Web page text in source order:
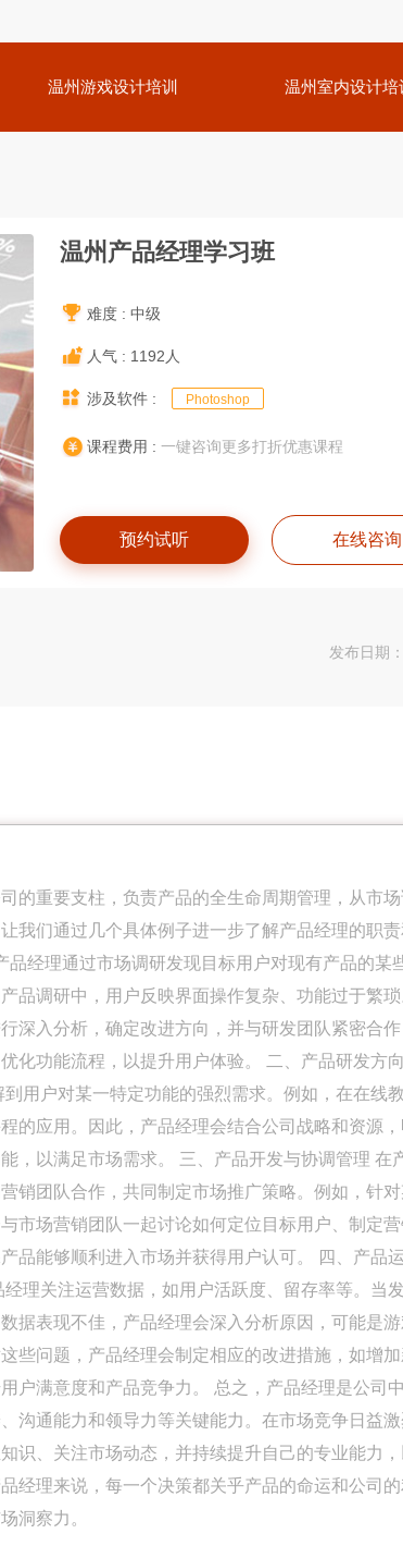
温州游戏设计培训 温州室内设计培
温州产品经理学习班
难度 : 中级
人气 : 1192人
涉及软件 : Photoshop
课程费用 : 一键咨询更多打折优惠课程
预约试听 在线咨询
发布日期
的重要支柱，负责产品的全生命周期管理，从市
我们通过几个具体例子进一步了解产品经理的职
品经理通过市场调研发现目标用户对现有产品的某
品调研中，用户反映界面操作复杂、功能过于繁
深入分析，确定改进方向，并与研发团队紧密合
化功能流程，以提升用户体验。 二、产品研发方
用户对某一特定功能的强烈需求。例如，在在线
的应用。因此，产品经理会结合公司战略和资源
，以满足市场需求。 三、产品开发与协调管理 在
销团队合作，共同制定市场推广策略。例如，针
市场营销团队一起讨论如何定位目标用户、制定
品能够顺利进入市场并获得用户认可。 四、产品
理关注运营数据，如用户活跃度、留存率等。当
据表现不佳，产品经理会深入分析原因，可能是
些问题，产品经理会制定相应的改进措施，如增
户满意度和产品竞争力。 总之，产品经理是公司
沟通能力和领导力等关键能力。在市场竞争日益
识、关注市场动态，并持续提升自己的专业能力
经理来说，每一个决策都关乎产品的命运和公司
洞察力。